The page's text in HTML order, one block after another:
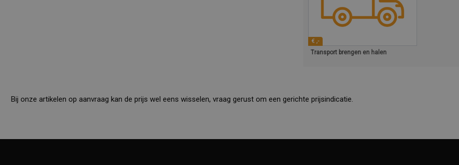
€ ,-
Transport brengen en halen
Bij onze artikelen op aanvraag kan de prijs wel eens wisselen, vraag gerust om een gerichte prijsindicatie.